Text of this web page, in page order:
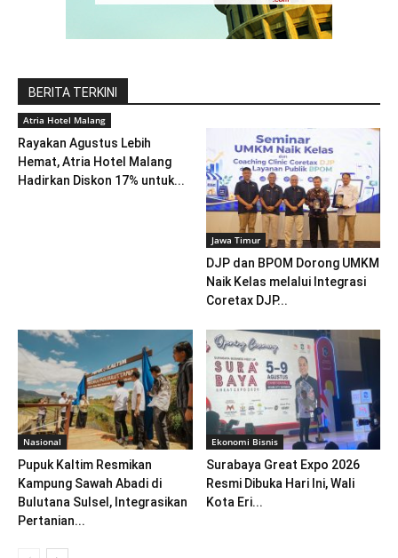
BERITA TERKINI
Atria Hotel Malang
Rayakan Agustus Lebih
Hemat, Atria Hotel Malang
Hadirkan Diskon 17% untuk...
Jawa Timur
DJP dan BPOM Dorong UMKM
Naik Kelas melalui Integrasi
Coretax DJP...
Nasional
Pupuk Kaltim Resmikan
Kampung Sawah Abadi di
Bulutana Sulsel, Integrasikan
Pertanian...
Ekonomi Bisnis
Surabaya Great Expo 2026
Resmi Dibuka Hari Ini, Wali
Kota Eri...